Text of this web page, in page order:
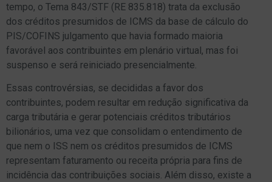
tempo, o Tema 843/STF (RE 835.818) trata da exclusão
dos créditos presumidos de ICMS da base de cálculo do
PIS/COFINS julgamento que havia formado maioria
favorável aos contribuintes em plenário virtual, mas foi
suspenso e será reiniciado presencialmente.
Essas controvérsias, se decididas a favor dos
contribuintes, podem resultar em redução significativa da
carga tributária e gerar potenciais créditos tributários
bilionários, uma vez que consolidam o entendimento de
que nem o ISS nem os créditos presumidos de ICMS
representam faturamento ou receita própria para fins de
incidência das contribuições sociais. Além disso, existe a